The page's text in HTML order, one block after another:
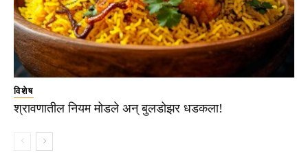
विशेष
श्रावणातील नियम मोडले अन् बुलडोझर धडकला!